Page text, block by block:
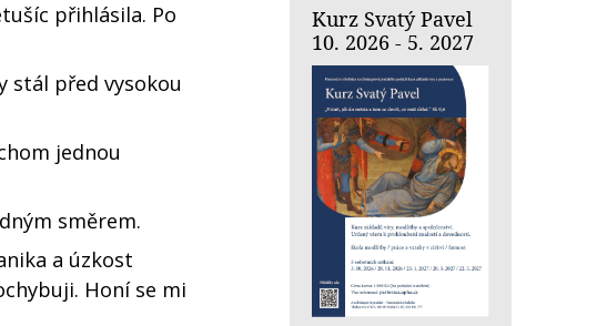
přihlásila. Po
stál před vysokou
jednou
směrem.
a úzkost
Honí se mi
Kurz Svatý Pavel
10. 2026 - 5. 2027